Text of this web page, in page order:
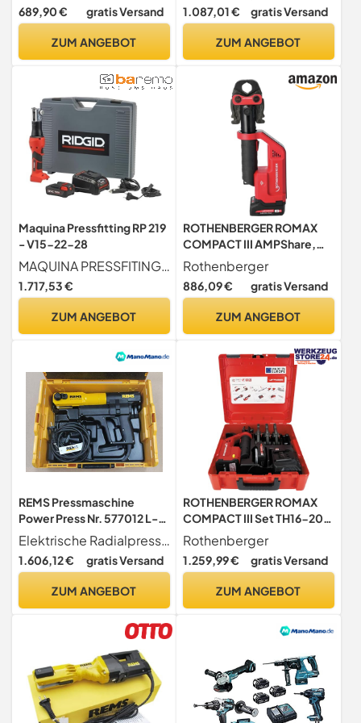
M22-, M28-Backen,
Stück 18-V-4,0-Ah-Akku,
689,90 € gratis Versand
ZUM ANGEBOT
1.087,01 € gratis Versand
ZUM ANGEBOT
Maquina Pressfitting RP 219
- V15-22-28
MAQUINA PRESSFITING RP 219 - V15-22-28
1.717,53 €
ZUM ANGEBOT
ROTHENBERGER ROMAX
COMPACT III AMPShare,
Grundgerät | 1000004266 |
Pressen, Pressmaschine,
Presswerkzeug,
elektro-hydraulisch,
Rothenberger
886,09 € gratis Versand
ZUM ANGEBOT
REMS Pressmaschine
Power Press Nr. 577012 L-
BOXX Koffer Sanitär
Heizung Presse
Elektrische Radialpresse mit Abschaltsignal.
1.606,12 € gratis Versand
ZUM ANGEBOT
ROTHENBERGER ROMAX
COMPACT III Set TH16-20-
26, 2Ah, EU, CAS |
1000004279 |
Pressdatenerfassung,
Rothenberger
1.259,99 € gratis Versand
ZUM ANGEBOT